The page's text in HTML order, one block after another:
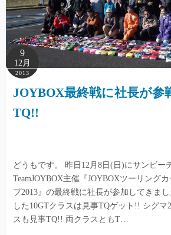
9
12月
2013
JOYBOX最終戦に社長が参
TQ!!
どうもです。 昨日12月8日(日)にサンビー
TeamJOYBOX主催『JOYBOXツーリング
プ2013』の最終戦に社長が参加してきま
した10GTクラスは見事TQゲット!! シグマ
スも見事TQ!! 両クラスともT…